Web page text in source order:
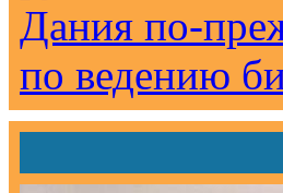
Дания по-
по ведению